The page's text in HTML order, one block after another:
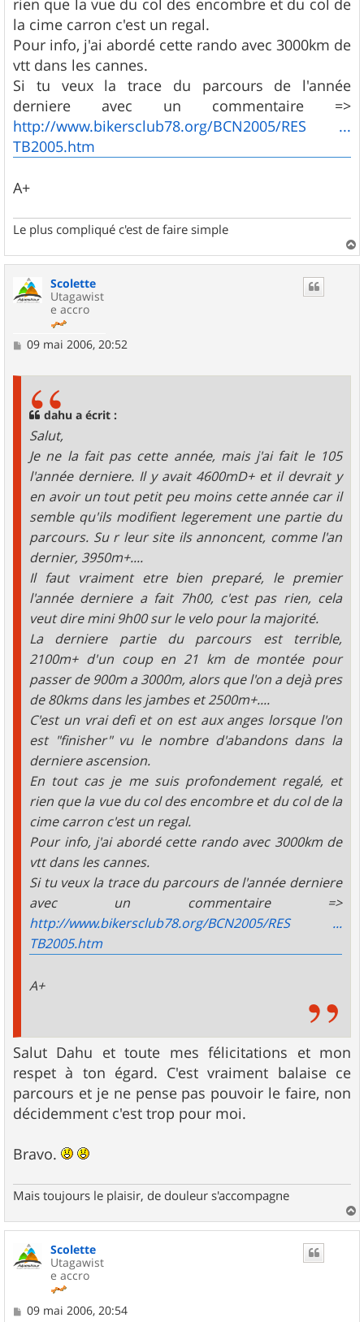
rien que la vue du col des encombre et du col de
la cime carron c'est un regal.
Pour info, j'ai abordé cette rando avec 3000km de
vtt dans les cannes.
Si tu veux la trace du parcours de l'année
derniere avec un commentaire =>
http://www.bikersclub78.org/BCN2005/RES ...
TB2005.htm
A+
Le plus compliqué c'est de faire simple
a
Scolette
Utagawist
e accro
M
09 mai 2006, 20:52
dahu a écrit :
Salut,
Je ne la fait pas cette année, mais j'ai fait le 105
l'année derniere. Il y avait 4600mD+ et il devrait y
en avoir un tout petit peu moins cette année car il
semble qu'ils modifient legerement une partie du
parcours. Su r leur site ils annoncent, comme l'an
dernier, 3950m+....
Il faut vraiment etre bien preparé, le premier
l'année derniere a fait 7h00, c'est pas rien, cela
veut dire mini 9h00 sur le velo pour la majorité.
La derniere partie du parcours est terrible,
2100m+ d'un coup en 21 km de montée pour
passer de 900m a 3000m, alors que l'on a dejà pres
de 80kms dans les jambes et 2500m+....
C'est un vrai defi et on est aux anges lorsque l'on
est "finisher" vu le nombre d'abandons dans la
derniere ascension.
En tout cas je me suis profondement regalé, et
rien que la vue du col des encombre et du col de la
cime carron c'est un regal.
Pour info, j'ai abordé cette rando avec 3000km de
vtt dans les cannes.
Si tu veux la trace du parcours de l'année derniere
avec un commentaire =>
http://www.bikersclub78.org/BCN2005/RES ...
TB2005.htm
A+
Salut Dahu et toute mes félicitations et mon
respet à ton égard. C'est vraiment balaise ce
parcours et je ne pense pas pouvoir le faire, non
décidemment c'est trop pour moi.
Bravo.
Mais toujours le plaisir, de douleur s'accompagne
a
Scolette
Utagawist
e accro
M
09 mai 2006, 20:54